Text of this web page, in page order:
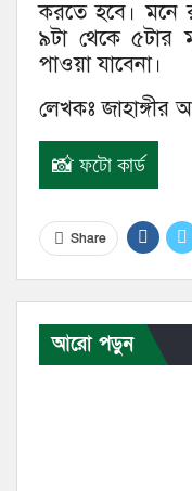
করতে হবে। মনে
৯টা থেকে ৫টার
পাওয়া যাবেনা।
লেখকঃ
📸 ফটো কার্ড
Share
আরো পড়ুন